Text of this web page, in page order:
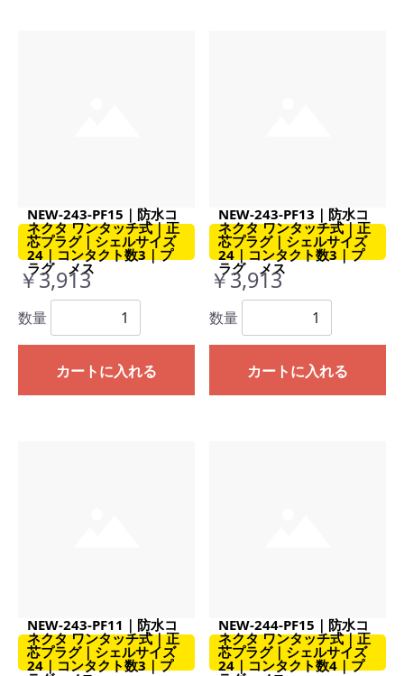
NEW-243-PF15｜防水コ
ネクタ ワンタッチ式｜正
芯プラグ｜シェルサイズ
24｜コンタクト数3｜プ
ラグ メス
￥3,913
数量
カートに入れる
NEW-243-PF13｜防水コ
ネクタ ワンタッチ式｜正
芯プラグ｜シェルサイズ
24｜コンタクト数3｜プ
ラグ メス
￥3,913
数量
カートに入れる
NEW-243-PF11｜防水コ
ネクタ ワンタッチ式｜正
芯プラグ｜シェルサイズ
24｜コンタクト数3｜プ
NEW-244-PF15｜防水コ
ネクタ ワンタッチ式｜正
芯プラグ｜シェルサイズ
24｜コンタクト数4｜プ